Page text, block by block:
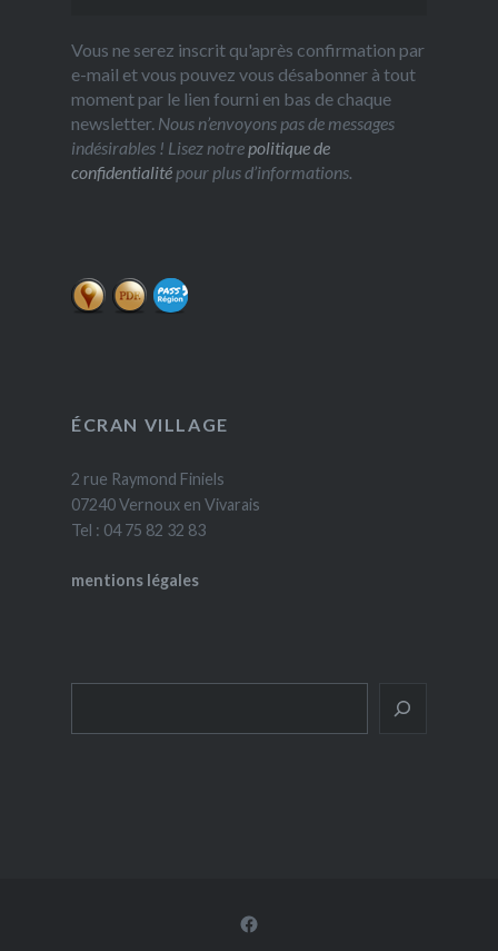
Vous ne serez inscrit qu'après confirmation par
e-mail et vous pouvez vous désabonner à tout
moment par le lien fourni en bas de chaque
newsletter. Nous n’envoyons pas de messages
indésirables ! Lisez notrepolitique de
confidentialitépour plus d’informations.
ÉCRAN VILLAGE
2 rue Raymond Finiels
07240 Vernoux en Vivarais
Tel : 04 75 82 32 83
mentions légales
Facebook